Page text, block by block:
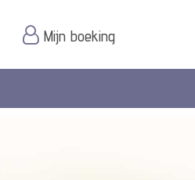
Mijn boeking